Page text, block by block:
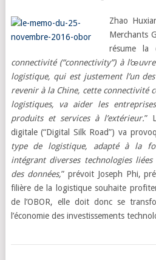
Zhao
Merchants
résume
connectivité (“connectivity”) à
logistique, qui est justement l’un
revenir à la Chine, cette connectivité
logistiques, va aider les
produits et services à l’extérieur.”
digitale (“Digital Silk Road”) va
type de logistique, adapté à la
intégrant diverses technologies
des données,” prévoit Joseph Phi,
filière de la logistique souhaite
de l’OBOR, elle doit donc se
l’économie des investissements